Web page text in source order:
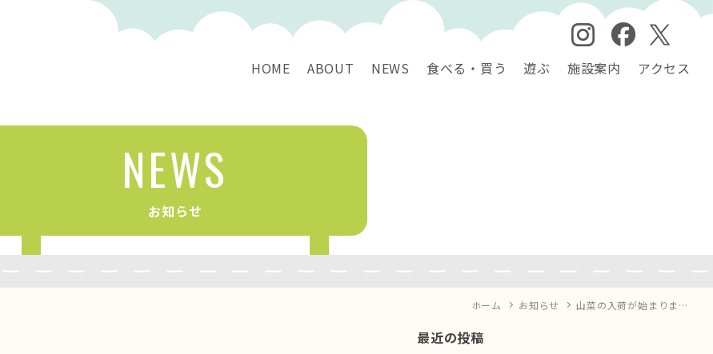
HOME ABOUT NEWS 食べる・買う 遊ぶ 施設案内 アクセス
NEWS
お知らせ
ホーム お知らせ 山菜の入荷が始まりま…
最近の投稿